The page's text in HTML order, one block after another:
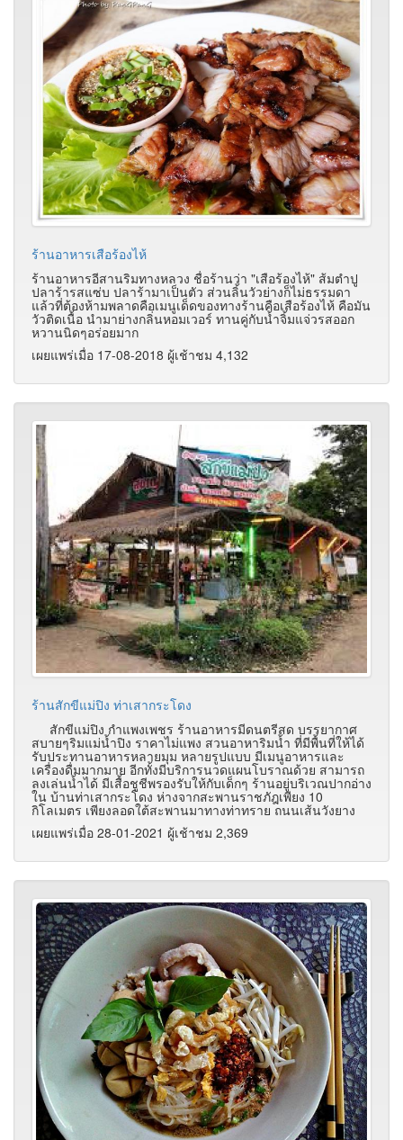
ร้านอาหารเสือร้องไห้
ร้านอาหารอีสานริมทางหลวง ชื่อร้านว่า "เสือร้องไห้" ส้มตำปู
ปลาร้ารสแซ่บ ปลาร้ามาเป็นตัว ส่วนลิ้นวัวย่างก็ไม่ธรรมดา
แล้วที่ต้องห้ามพลาดคือเมนูเด็ดของทางร้านคือเสือร้องไห้ คือมัน
วัวติดเนื้อ นำมาย่างกลิ่นหอมเวอร์ ทานคู่กับน้ำจิ้มแจ่วรสออก
หวานนิดๆอร่อยมาก
เผยแพร่เมื่อ 17-08-2018 ผู้เช้าชม 4,132
ร้านสักขีแม่ปิง ท่าเสากระโดง
สักขีแม่ปิง กำแพงเพชร ร้านอาหารมีดนตรีสด บรรยากาศ
สบายๆริมแม่น้ำปิง ราคาไม่แพง สวนอาหาริมน้ำ ที่มีพื้นที่ให้ได้
รับประทานอาหารหลายมุม หลายรูปแบบ มีเมนูอาหารและ
เครื่องดื่มมากมาย อีกทั้งมีบริการนวดแผนโบราณด้วย สามารถ
ลงเล่นน้ำได้ มีเสื้อชูชีพรองรับให้กับเด็กๆ ร้านอยู่บริเวณปากอ่าง
ใน บ้านท่าเสากระโดง ห่างจากสะพานราชภัฎเพียง 10
กิโลเมตร เพียงลอดใต้สะพานมาทางท่าทราย ถนนเส้นวังยาง
เผยแพร่เมื่อ 28-01-2021 ผู้เช้าชม 2,369